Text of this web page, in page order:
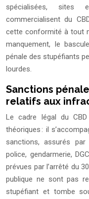
spécialisées, sites
commercialisent du
cette conformité à tout
manquement, le
pénale des stupéfiants
lourdes.
Sanctions
relatifs aux
Le cadre légal du
théoriques : il
sanctions, assurés
police, gendarmerie,
prévues par l’arrêté du
publique ne sont pas
stupéfiant et tombe